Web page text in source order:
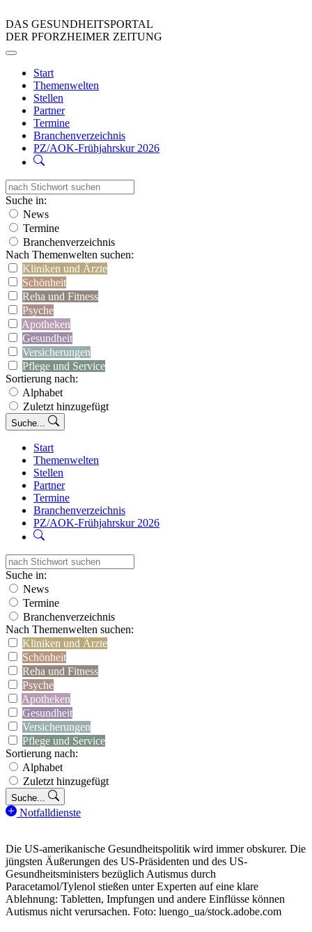
DAS GESUNDHEITSPORTAL
DER PFORZHEIMER ZEITUNG
Start
Themenwelten
Stellen
Partner
Termine
Branchenverzeichnis
PZ/AOK-Frühjahrskur 2026
Suche in:
News
Termine
Branchenverzeichnis
Nach Themenwelten suchen:
Kliniken und Ärzte
Schönheit
Reha und Fitness
Psyche
Apotheken
Gesundheit
Versicherungen
Pflege und Service
Sortierung nach:
Alphabet
Zuletzt hinzugefügt
Suche...
Start
Themenwelten
Stellen
Partner
Termine
Branchenverzeichnis
PZ/AOK-Frühjahrskur 2026
Suche in:
News
Termine
Branchenverzeichnis
Nach Themenwelten suchen:
Kliniken und Ärzte
Schönheit
Reha und Fitness
Psyche
Apotheken
Gesundheit
Versicherungen
Pflege und Service
Sortierung nach:
Alphabet
Zuletzt hinzugefügt
Suche...
Notfalldienste
Die US-amerikanische Gesundheitspolitik wird immer obskurer. Die
jüngsten Äußerungen des US-Präsidenten und des US-
Gesundheitsministers bezüglich Autismus durch
Paracetamol/Tylenol stießen unter Experten auf eine klare
Ablehnung: Tabletten, Impfungen und andere Einflüsse können
Autismus nicht verursachen. Foto: luengo_ua/stock.adobe.com